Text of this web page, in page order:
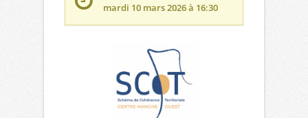
mardi 10 mars 2026 à 16:30